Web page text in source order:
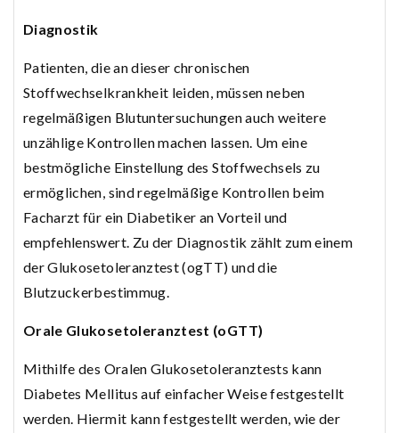
Diagnostik
Patienten, die an dieser chronischen
Stoffwechselkrankheit leiden, müssen neben
regelmäßigen Blutuntersuchungen auch weitere
unzählige Kontrollen machen lassen. Um eine
bestmögliche Einstellung des Stoffwechsels zu
ermöglichen, sind regelmäßige Kontrollen beim
Facharzt für ein Diabetiker an Vorteil und
empfehlenswert. Zu der Diagnostik zählt zum einem
der Glukosetoleranztest (ogTT) und die
Blutzuckerbestimmug.
Orale Glukosetoleranztest (oGTT)
Mithilfe des Oralen Glukosetoleranztests kann
Diabetes Mellitus auf einfacher Weise festgestellt
werden. Hiermit kann festgestellt werden, wie der